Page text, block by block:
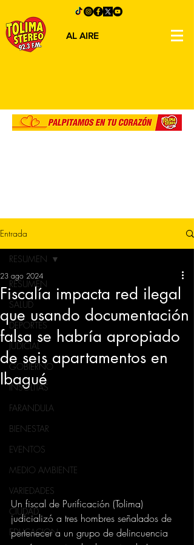
AL AIRE
Entrada
RESUMEN
SALUD
DEPORTES
JUDICIAL
GOBIERNO
INSÓLITAS
FARANDULA
BIENESTAR
EVENTOS
MEDIO AMBIENTE
VARIEDADES
CIUDAD
EDUCACION
RESUMEN
Fiscalía impacta red ilegal
que usando documentación
falsa se habría apropiado
de seis apartamentos en
Ibagué
23 ago 2024
Un fiscal de Purificación (Tolima)
judicializó a tres hombres señalados de
pertenecer a un grupo de delincuencia